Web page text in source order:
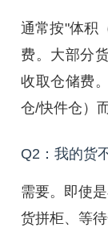
通常按"体积
费。大部分
收取仓储费
仓/快件仓）
Q2：我的货
需要。即使
货拼柜、等